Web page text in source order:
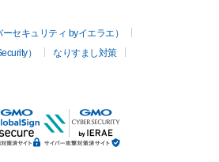
セキュリティ byイエラエ）
）
なりすまし対策